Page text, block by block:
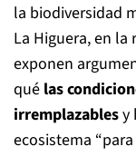
la biodiversidad
La Higuera, en la
exponen
qué las
irremplazablesy
ecosistema